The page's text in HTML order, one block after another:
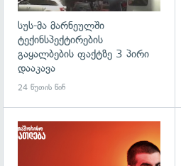
სუს-მა მარნეულში
ტექინსპექტირების
გაყალბების ფაქტზე 3 პირი
დააკავა
24 წუთის წინ